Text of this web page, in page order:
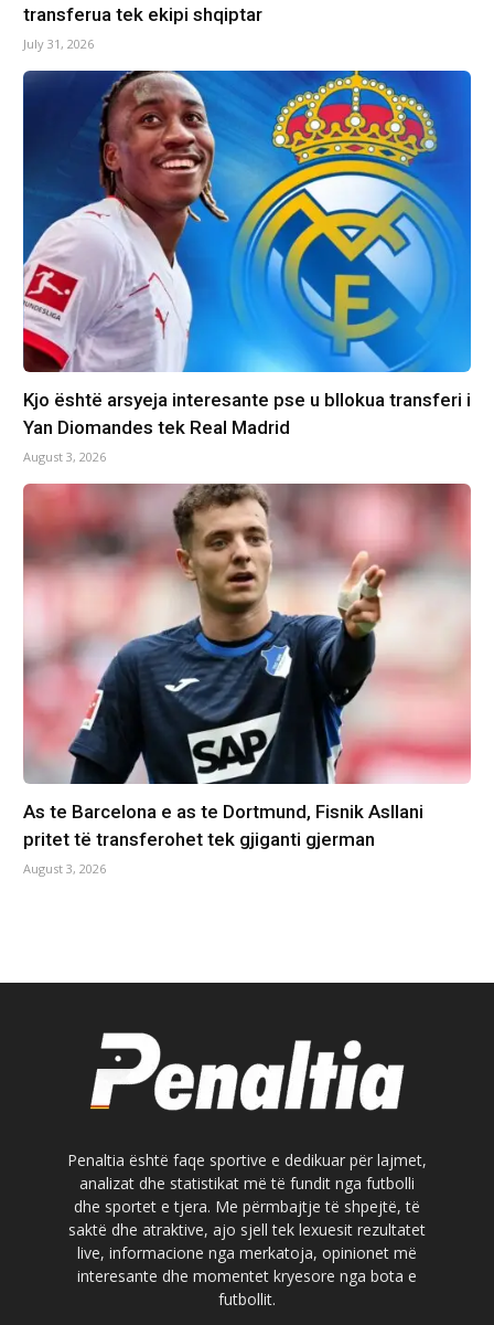
transferua tek ekipi shqiptar
July 31, 2026
Kjo është arsyeja interesante pse u bllokua transferi i
Yan Diomandes tek Real Madrid
August 3, 2026
As te Barcelona e as te Dortmund, Fisnik Asllani
pritet të transferohet tek gjiganti gjerman
August 3, 2026
Penaltia është faqe sportive e dedikuar për lajmet,
analizat dhe statistikat më të fundit nga futbolli
dhe sportet e tjera. Me përmbajtje të shpejtë, të
saktë dhe atraktive, ajo sjell tek lexuesit rezultatet
live, informacione nga merkatoja, opinionet më
interesante dhe momentet kryesore nga bota e
futbollit.